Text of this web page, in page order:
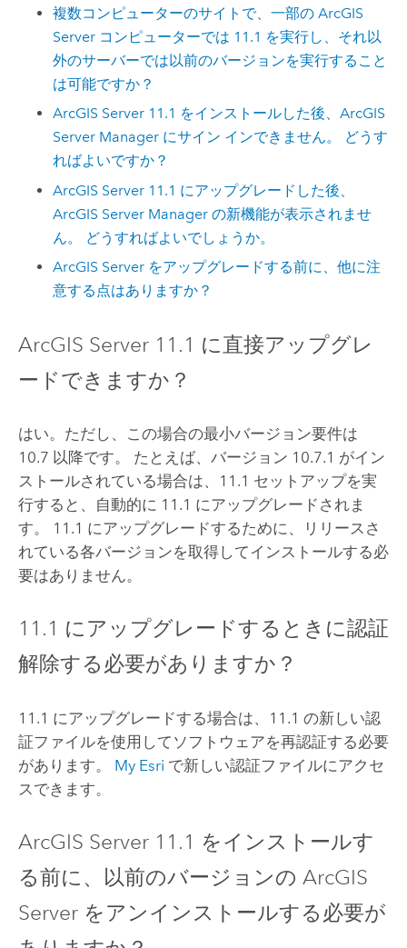
複数コンピューターのサイトで、一部のArcGIS
Server コンピューターでは 11.1 を実行し、それ以
外のサーバーでは以前のバージョンを実行すること
は可能ですか？
ArcGIS Server 11.1 をインストールした後、ArcGIS
Server Manager にサイン インできません。 どうす
ればよいですか？
ArcGIS Server 11.1 にアップグレードした後、
ArcGIS Server Manager の新機能が表示されませ
ん。 どうすればよいでしょうか。
ArcGIS Server をアップグレードする前に、他に注
意する点はありますか？
ArcGIS Server 11.1 に直接アップグレ
ードできますか？
はい。ただし、この場合の最小バージョン要件は
10.7 以降です。 たとえば、バージョン 10.7.1 がイン
ストールされている場合は、
11.1 セットアップを実
行すると、自動的に 11.1 にアップグレードされま
す。
11.1 にアップグレードするために、リリースさ
れている各バージョンを取得してインストールする必
要はありません。
11.1 にアップグレードするときに認証
解除する必要がありますか？
11.1 にアップグレードする場合は、 11.1 の新しい認
証ファイルを使用してソフトウェアを再認証する必要
があります。 My Esri で新しい認証ファイルにアクセ
スできます。
ArcGIS Server 11.1 をインストールす
る前に、以前のバージョンの ArcGIS
Serverをアンインストールする必要が